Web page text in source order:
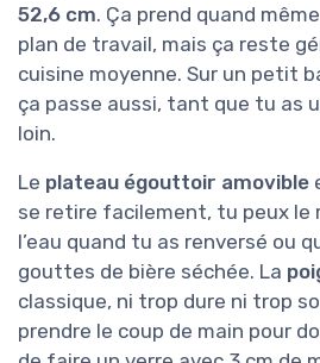
52,6 cm. Ça prend quand
plan de travail, mais ça reste
cuisine moyenne. Sur un petit
ça passe aussi, tant que tu as
loin.
Le plateau égouttoir amovible
se retire facilement, tu peux le
l’eau quand tu as renversé ou
gouttes de bière séchée. La
classique, ni trop dure ni trop
prendre le coup de main pour